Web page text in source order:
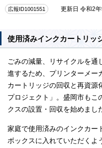
広報ID1001551 更新日 令和2年
使用済みインクカートリッ
ごみの減量、リサイクルを通
進するため、プリンターメー
カートリッジの回収と再資源
プロジェクト」。盛岡市もこ
クスの設置・回収を始めまし
家庭で使用済みのインクカー
ボックスに入れていただくよ